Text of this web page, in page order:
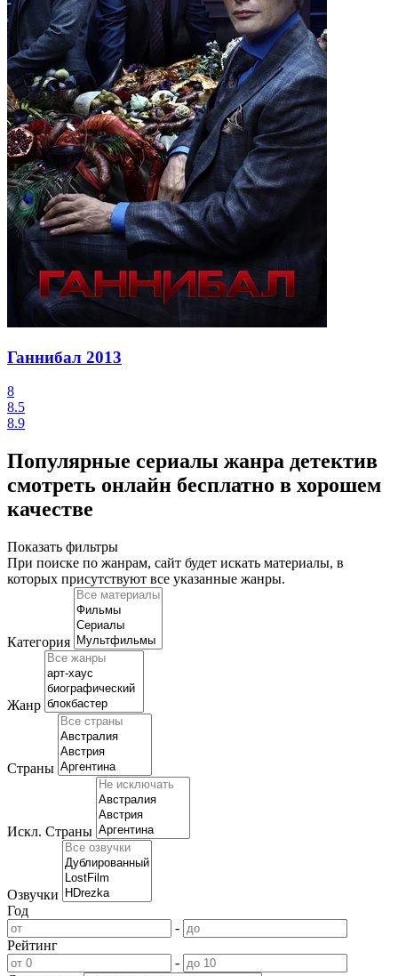
Ганнибал 2013
8
8.5
8.9
Популярные сериалы жанра детектив
смотреть онлайн бесплатно в хорошем
качестве
Показать фильтры
При поиске по жанрам, сайт будет искать материалы, в
которых присутствуют все указанные жанры.
Категория
Жанр
Страны
Искл. Страны
Озвучки
Год
-
Рейтинг
-